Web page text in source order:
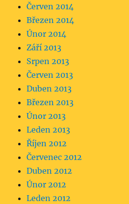
Červen 2014
Březen 2014
Únor 2014
Září 2013
Srpen 2013
Červen 2013
Duben 2013
Březen 2013
Únor 2013
Leden 2013
Říjen 2012
Červenec 2012
Duben 2012
Únor 2012
Leden 2012